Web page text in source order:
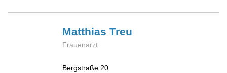
MatthiasTreu
Frauenarzt
Bergstraße 20